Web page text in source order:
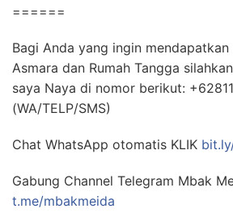
======
Bagi Anda yang ingin mendapatkan
Asmara dan Rumah Tangga
saya Naya di nomor berikut:
(WA/TELP/SMS)
Chat WhatsApp otomatis KLIK
Gabung Channel Telegram Mbak
t.me/mbakmeida